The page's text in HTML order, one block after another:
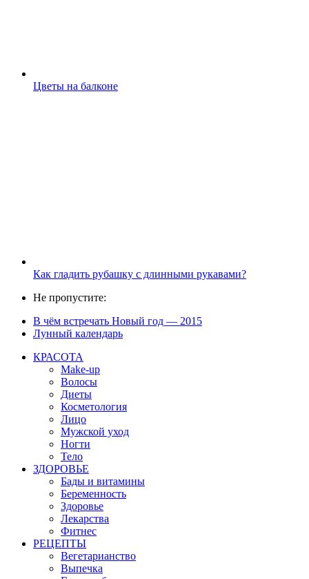
Цветы на балконе
Как гладить рубашку с длинными рукавами?
Не пропустите:
В чём встречать Новый год — 2015
Лунный календарь
КРАСОТА
Make-up
Волосы
Диеты
Косметология
Лицо
Мужской уход
Ногти
Тело
ЗДОРОВЬЕ
Бады и витамины
Беременность
Здоровье
Лекарства
Фитнес
РЕЦЕПТЫ
Вегетарианство
Выпечка